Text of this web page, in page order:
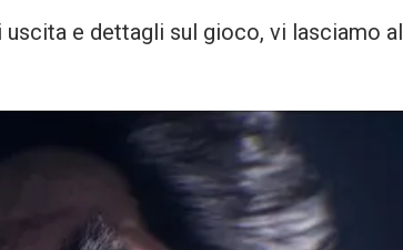
e dettagli sul gioco, vi lasciamo al